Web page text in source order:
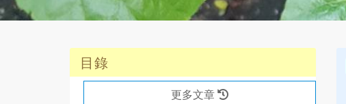
目錄
更多文章